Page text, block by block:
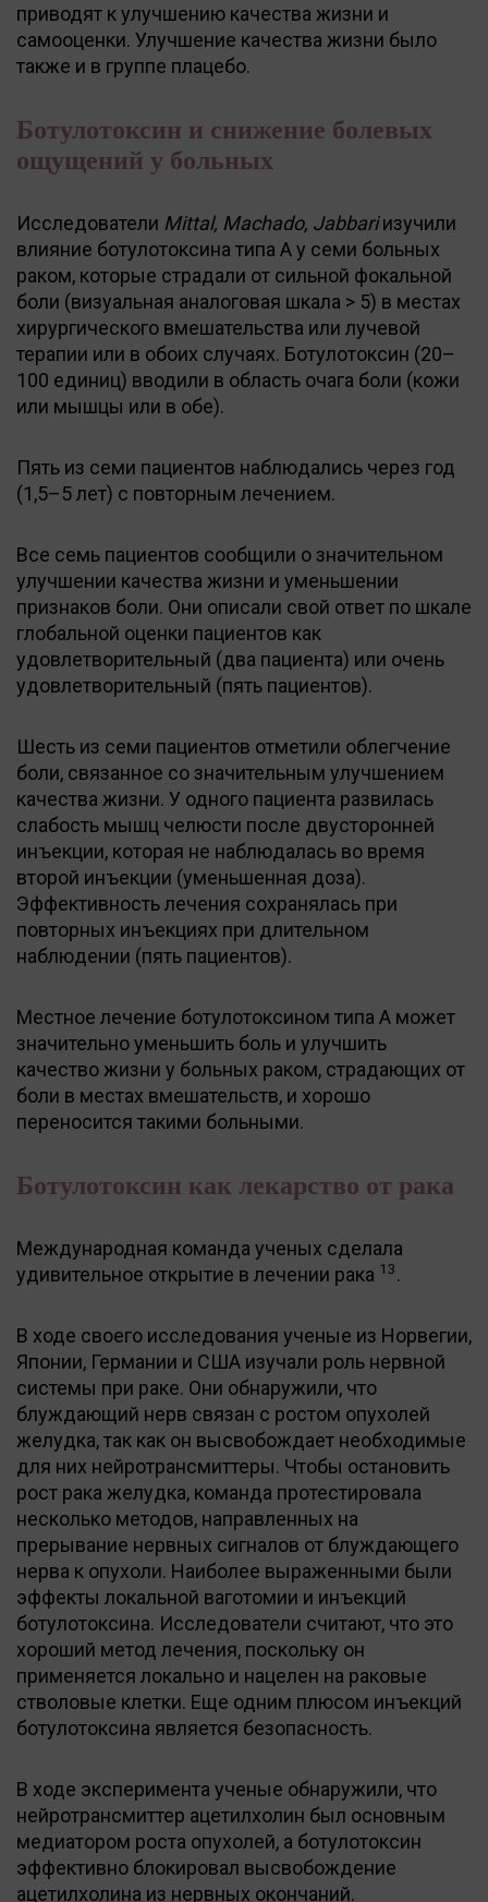
приводят к улучшению качества жизни и
самооценки. Улучшение качества жизни было
также и в группе плацебо.
Ботулотоксин и снижение болевых
ощущений у больных
Исследователи Mittal, Machado, Jabbariизучили
влияние ботулотоксина типа A у семи больных
раком, которые страдали от сильной фокальной
боли (визуальная аналоговая шкала > 5) в местах
хирургического вмешательства или лучевой
терапии или в обоих случаях. Ботулотоксин (20–
100 единиц) вводили в область очага боли (кожи
или мышцы или в обе).
Пять из семи пациентов наблюдались через год
(1,5–5 лет) с повторным лечением.
Все семь пациентов сообщили о значительном
улучшении качества жизни и уменьшении
признаков боли. Они описали свой ответ по шкале
глобальной оценки пациентов как
удовлетворительный (два пациента) или очень
удовлетворительный (пять пациентов).
Шесть из семи пациентов отметили облегчение
боли, связанное со значительным улучшением
качества жизни. У одного пациента развилась
слабость мышц челюсти после двусторонней
инъекции, которая не наблюдалась во время
второй инъекции (уменьшенная доза).
Эффективность лечения сохранялась при
повторных инъекциях при длительном
наблюдении (пять пациентов).
Местное лечение ботулотоксином типа А может
значительно уменьшить боль и улучшить
качество жизни у больных раком, страдающих от
боли в местах вмешательств, и хорошо
переносится такими больными.
Ботулотоксин как лекарство от рака
Международная команда ученых сделала
удивительное открытие в лечении рака 13.
В ходе своего исследования ученые из Норвегии,
Японии, Германии и США изучали роль нервной
системы при раке. Они обнаружили, что
блуждающий нерв связан с ростом опухолей
желудка, так как он высвобождает необходимые
для них нейротрансмиттеры. Чтобы остановить
рост рака желудка, команда протестировала
несколько методов, направленных на
прерывание нервных сигналов от блуждающего
нерва к опухоли. Наиболее выраженными были
эффекты локальной ваготомии и инъекций
ботулотоксина. Исследователи считают, что это
хороший метод лечения, поскольку он
применяется локально и нацелен на раковые
стволовые клетки. Еще одним плюсом инъекций
ботулотоксина является безопасность.
В ходе эксперимента ученые обнаружили, что
нейротрансмиттер ацетилхолин был основным
медиатором роста опухолей, а ботулотоксин
эффективно блокировал высвобождение
ацетилхолина из нервных окончаний.